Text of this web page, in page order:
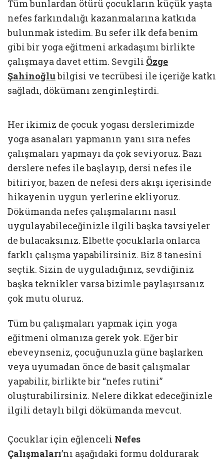
Tüm bunlardan ötürü çocukların küçük yaşta
nefes farkındalığı kazanmalarına katkıda
bulunmak istedim. Bu sefer ilk defa benim
gibi bir yoga eğitmeni arkadaşımı birlikte
çalışmaya davet ettim. Sevgili Özge
Şahinoğlubilgisi ve tecrübesi ile içeriğe katkı
sağladı, dökümanı zenginleştirdi.
Her ikimiz de çocuk yogası derslerimizde
yoga asanaları yapmanın yanı sıra nefes
çalışmaları yapmayı da çok seviyoruz. Bazı
derslere nefes ile başlayıp, dersi nefes ile
bitiriyor, bazen de nefesi ders akışı içerisinde
hikayenin uygun yerlerine ekliyoruz.
Dökümanda nefes çalışmalarını nasıl
uygulayabileceğinizle ilgili başka tavsiyeler
de bulacaksınız. Elbette çocuklarla onlarca
farklı çalışma yapabilirsiniz. Biz 8 tanesini
seçtik. Sizin de uyguladığınız, sevdiğiniz
başka teknikler varsa bizimle paylaşırsanız
çok mutu oluruz.
Tüm bu çalışmaları yapmak için yoga
eğitmeni olmanıza gerek yok. Eğer bir
ebeveynseniz, çocuğunuzla güne başlarken
veya uyumadan önce de basit çalışmalar
yapabilir, birlikte bir “nefes rutini”
oluşturabilirsiniz. Nelere dikkat edeceğinizle
ilgili detaylı bilgi dökümanda mevcut.
Çocuklar için eğlenceli Nefes
Çalışmaları’nı aşağıdaki formu doldurarak